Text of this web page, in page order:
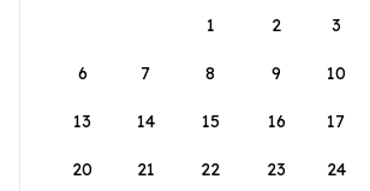
1
2 3
6 7 8 9 10
13 14 15 16 17
20 21 22 23 24